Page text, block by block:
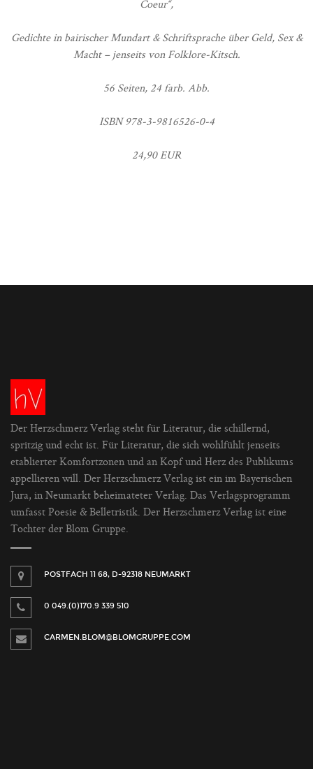
Coeur“,
Gedichte in bairischer Mundart & Schriftsprache über Geld, Sex &
Macht – jenseits von Folklore-Kitsch.
56 Seiten, 24 farb. Abb.
ISBN 978-3-9816526-0-4
24,90 EUR
Der Herzschmerz Verlag steht für Literatur, die schillernd,
spritzig und echt ist. Für Literatur, die sich wohlfühlt jenseits
etablierter Komfortzonen und an Kopf und Herz des Publikums
appellieren will. Der Herzschmerz Verlag ist ein im Bayerischen
Jura, in Neumarkt beheimateter Verlag. Das Verlagsprogramm
umfasst Poesie & Belletristik. Der Herzschmerz Verlag ist eine
Tochter der Blom Gruppe.
POSTFACH 11 68, D-92318 NEUMARKT
0 049.(0)170.9 339 510
CARMEN.BLOM@BLOMGRUPPE.COM